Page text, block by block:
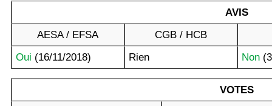
AVIS
AESA / EFSA
CGB / HCB
Oui (16/11/2018) Rien Non
VOTES